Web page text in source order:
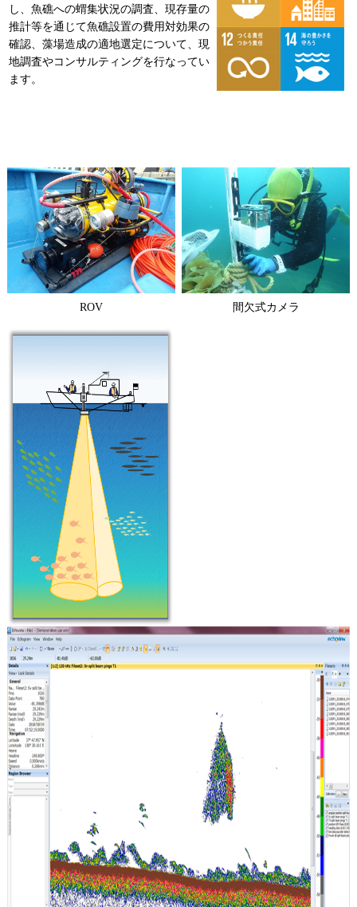
し、魚礁への蝟集状況の調査、現存量の
推計等を通じて魚礁設置の費用対効果の
確認、藻場造成の適地選定について、現
地調査やコンサルティングを行なってい
ます。
ROV 間欠式カメラ